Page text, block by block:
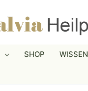
SHOP WISSEN